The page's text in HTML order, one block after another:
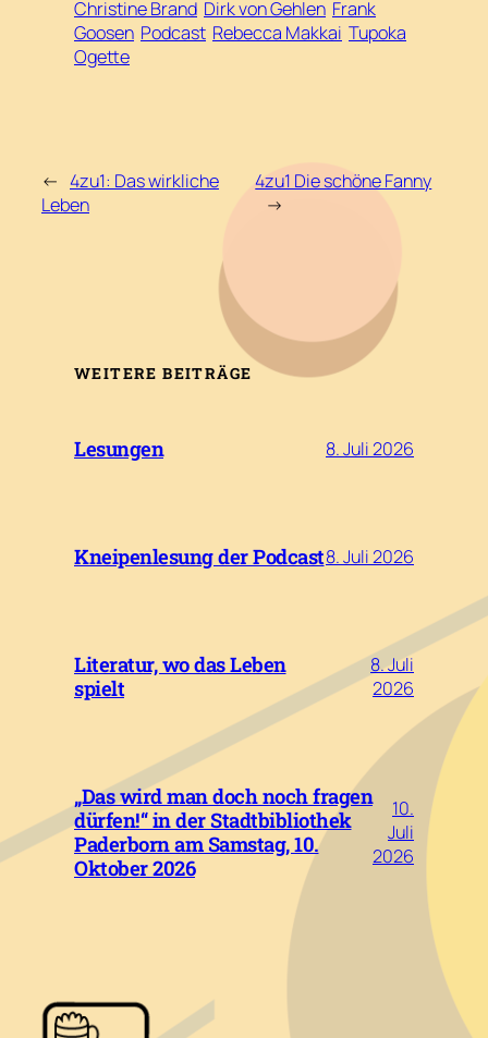
Christine Brand Dirk von Gehlen Frank
Goosen Podcast Rebecca Makkai Tupoka
Ogette
← 4zu1: Das wirkliche
Leben
4zu1 Die schöne Fanny
→
WEITERE BEITRÄGE
Lesungen 8. Juli 2026
Kneipenlesung der Podcast8. Juli 2026
Literatur, wo das Leben
spielt
8. Juli
2026
„Das wird man doch noch fragen
dürfen!“ in der Stadtbibliothek
Paderborn am Samstag, 10.
Oktober 2026
10.
Juli
2026